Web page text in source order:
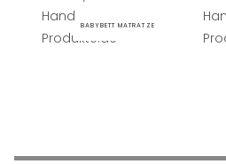
BABYBETT MATRATZE